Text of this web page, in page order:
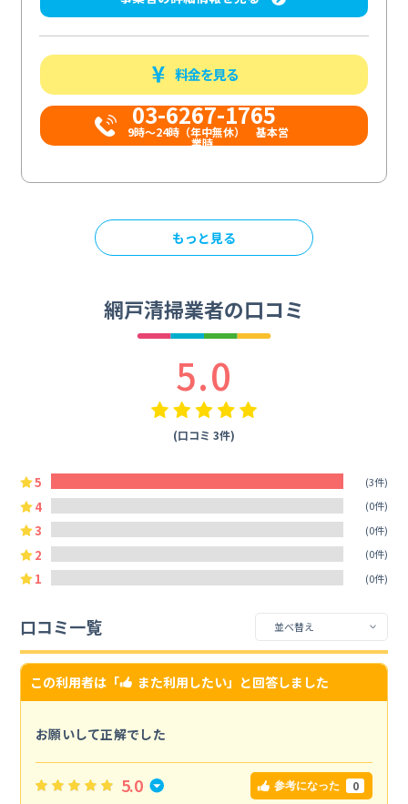
料金を見る
03-6267-1765
9時〜24時（年中無休） 基本営
業時...
もっと見る
網戸清掃業者の口コミ
5.0
(口コミ 3件)
5 (3件)
4 (0件)
3 (0件)
2 (0件)
1 (0件)
口コミ一覧
この利用者は「 また利用したい」と回答しました
お願いして正解でした
5.0 参考になった 0